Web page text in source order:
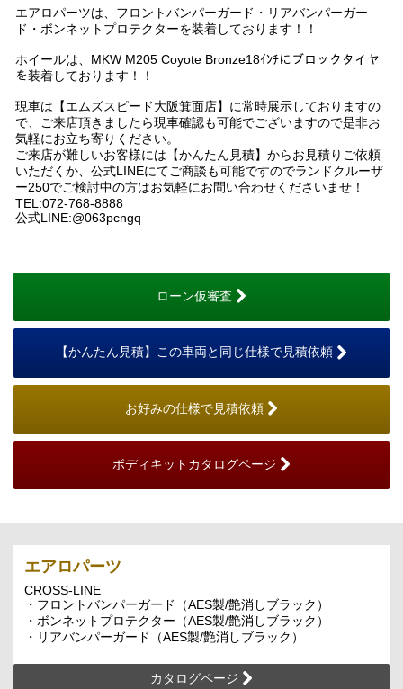
エアロパーツは、フロントバンパーガード・リアバンパーガー
ド・ボンネットプロテクターを装着しております！！
ホイールは、MKW M205 Coyote Bronze18ｲﾝﾁにブロックタイヤ
を装着しております！！
現車は【エムズスピード大阪箕面店】に常時展示しておりますの
で、ご来店頂きましたら現車確認も可能でございますので是非お
気軽にお立ち寄りください。
ご来店が難しいお客様には【かんたん見積】からお見積りご依頼
いただくか、公式LINEにてご商談も可能ですのでランドクルーザ
ー250でご検討中の方はお気軽にお問い合わせくださいませ！
TEL:072-768-8888
公式LINE:@063pcngq
ローン仮審査
【かんたん見積】この車両と同じ仕様で見積依頼
お好みの仕様で見積依頼
ボディキットカタログページ
エアロパーツ
CROSS-LINE
・フロントバンパーガード（AES製/艶消しブラック）
・ボンネットプロテクター（AES製/艶消しブラック）
・リアバンパーガード（AES製/艶消しブラック）
カタログページ